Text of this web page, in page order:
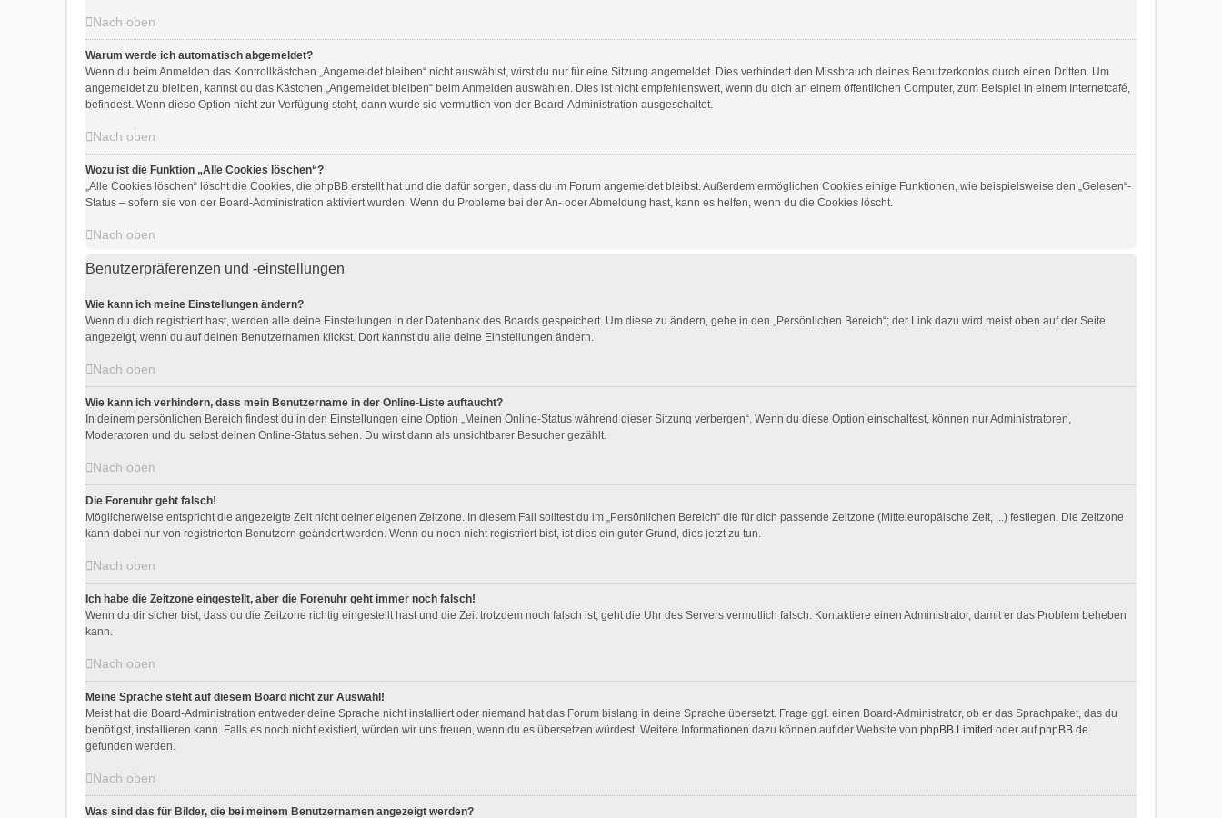
Nach oben
Warum werde ich automatisch abgemeldet?
Wenn du beim Anmelden das Kontrollkästchen „Angemeldet bleiben“ nicht auswählst, wirst du nur für eine Sitzung angemeldet. Dies verhindert den Missbrauch deines Benutzerkontos durch einen Dritten. Um
angemeldet zu bleiben, kannst du das Kästchen „Angemeldet bleiben“ beim Anmelden auswählen. Dies ist nicht empfehlenswert, wenn du dich an einem öffentlichen Computer, zum Beispiel in einem Internetcafé,
befindest. Wenn diese Option nicht zur Verfügung steht, dann wurde sie vermutlich von der Board-Administration ausgeschaltet.
Nach oben
Wozu ist die Funktion „Alle Cookies löschen“?
„Alle Cookies löschen“ löscht die Cookies, die phpBB erstellt hat und die dafür sorgen, dass du im Forum angemeldet bleibst. Außerdem ermöglichen Cookies einige Funktionen, wie beispielsweise den „Gelesen“-
Status – sofern sie von der Board-Administration aktiviert wurden. Wenn du Probleme bei der An- oder Abmeldung hast, kann es helfen, wenn du die Cookies löscht.
Nach oben
Benutzerpräferenzen und -einstellungen
Wie kann ich meine Einstellungen ändern?
Wenn du dich registriert hast, werden alle deine Einstellungen in der Datenbank des Boards gespeichert. Um diese zu ändern, gehe in den „Persönlichen Bereich“; der Link dazu wird meist oben auf der Seite
angezeigt, wenn du auf deinen Benutzernamen klickst. Dort kannst du alle deine Einstellungen ändern.
Nach oben
Wie kann ich verhindern, dass mein Benutzername in der Online-Liste auftaucht?
In deinem persönlichen Bereich findest du in den Einstellungen eine Option „Meinen Online-Status während dieser Sitzung verbergen“. Wenn du diese Option einschaltest, können nur Administratoren,
Moderatoren und du selbst deinen Online-Status sehen. Du wirst dann als unsichtbarer Besucher gezählt.
Nach oben
Die Forenuhr geht falsch!
Möglicherweise entspricht die angezeigte Zeit nicht deiner eigenen Zeitzone. In diesem Fall solltest du im „Persönlichen Bereich“ die für dich passende Zeitzone (Mitteleuropäische Zeit, ...) festlegen. Die Zeitzone
kann dabei nur von registrierten Benutzern geändert werden. Wenn du noch nicht registriert bist, ist dies ein guter Grund, dies jetzt zu tun.
Nach oben
Ich habe die Zeitzone eingestellt, aber die Forenuhr geht immer noch falsch!
Wenn du dir sicher bist, dass du die Zeitzone richtig eingestellt hast und die Zeit trotzdem noch falsch ist, geht die Uhr des Servers vermutlich falsch. Kontaktiere einen Administrator, damit er das Problem beheben
kann.
Nach oben
Meine Sprache steht auf diesem Board nicht zur Auswahl!
Meist hat die Board-Administration entweder deine Sprache nicht installiert oder niemand hat das Forum bislang in deine Sprache übersetzt. Frage ggf. einen Board-Administrator, ob er das Sprachpaket, das du
benötigst, installieren kann. Falls es noch nicht existiert, würden wir uns freuen, wenn du es übersetzen würdest. Weitere Informationen dazu können auf der Website von phpBB Limited oder aufphpBB.de
gefunden werden.
Nach oben
Was sind das für Bilder, die bei meinem Benutzernamen angezeigt werden?